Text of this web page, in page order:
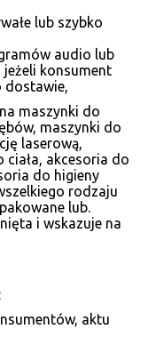
lub szybko
audio lub
konsument
dostawie,
maszynki do
maszynki do
laserową,
ciała, akcesoria do
do higieny
rodzaju
lub.
i wskazuje na
aktu